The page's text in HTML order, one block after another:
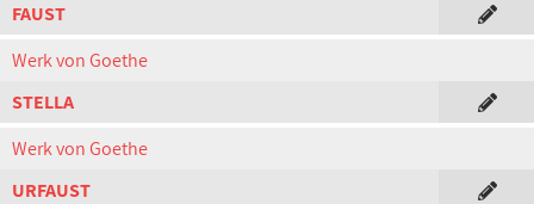
FAUST
Werk von Goethe
STELLA
Werk von Goethe
URFAUST